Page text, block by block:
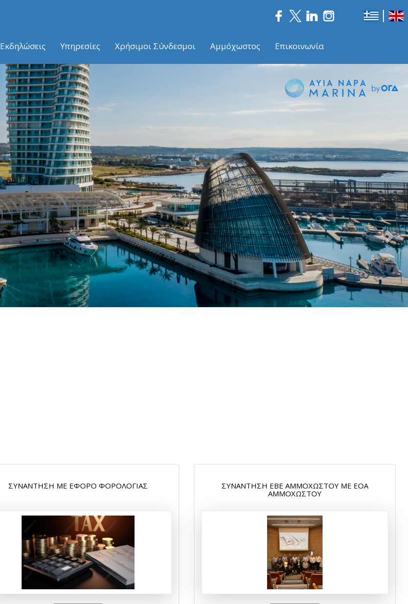
Εκδηλώσεις Υπηρεσίες Χρήσιμοι Σύνδεσμοι Αμμόχωστος Επικοινωνία
ΣΥΝΑΝΤΗΣΗ ΜΕ ΕΦΟΡΟ ΦΟΡΟΛΟΓΙΑΣ
ΣΥΝΑΝΤΗΣΗ ΕΒΕ ΑΜΜΟΧΩΣΤΟΥ ΜΕ ΕΟΑ
ΑΜΜΟΧΩΣΤΟΥ